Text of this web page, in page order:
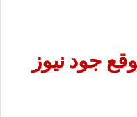
جود نيوز